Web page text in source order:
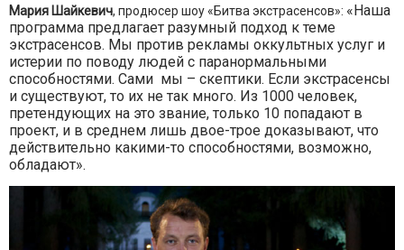
Мария Шайкевич, продюсер шоу «Битва экстрасенсов»: «Наша
программа предлагает разумный подход к теме
экстрасенсов. Мы против рекламы оккультных услуг и
истерии по поводу людей с паранормальными
способностями. Сами мы – скептики. Если экстрасенсы
и существуют, то их не так много. Из 1000 человек,
претендующих на это звание, только 10 попадают в
проект, и в среднем лишь двое-трое доказывают, что
действительно какими-то способностями, возможно,
обладают».